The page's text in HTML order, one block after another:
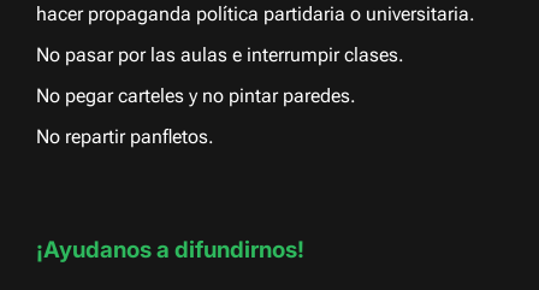
hacer propaganda política partidaria o universitaria.
No pasar por las aulas e interrumpir clases.
No pegar carteles y no pintar paredes.
No repartir panfletos.
¡Ayudanos a difundirnos!